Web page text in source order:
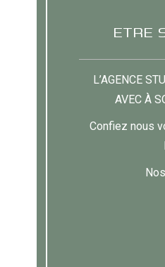
ETRE
L’AGENCE
AVEC À
Confiez nous